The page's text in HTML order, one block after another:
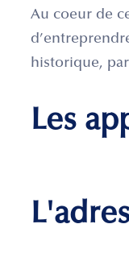
Au coeur de
historique,
Les